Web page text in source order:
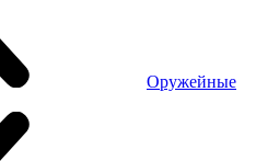
Оружейные